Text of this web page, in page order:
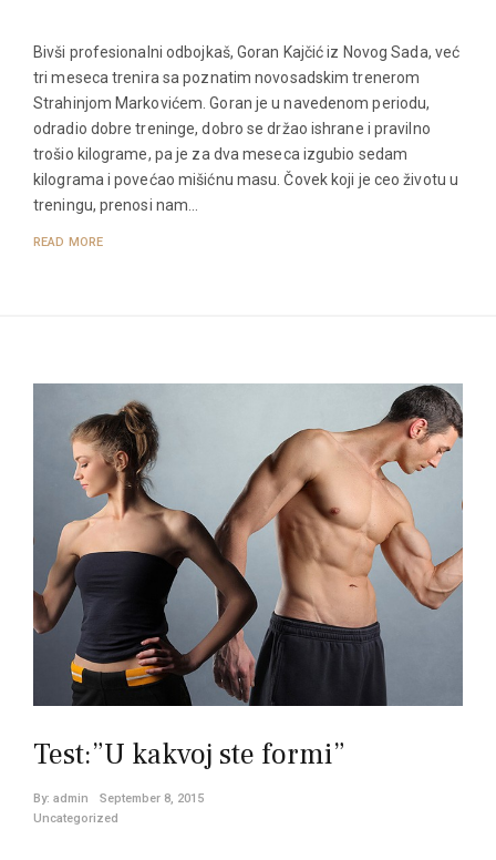
Bivši profesionalni odbojkaš, Goran Kajčić iz Novog Sada, već
tri meseca trenira sa poznatim novosadskim trenerom
Strahinjom Markovićem. Goran je u navedenom periodu,
odradio dobre treninge, dobro se držao ishrane i pravilno
trošio kilograme, pa je za dva meseca izgubio sedam
kilograma i povećao mišićnu masu. Čovek koji je ceo životu u
treningu, prenosi nam…
READ MORE
Test:”U kakvoj ste formi”
By: admin
September 8, 2015
Uncategorized